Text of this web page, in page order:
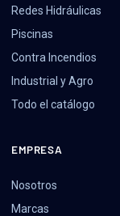
Redes Hidráulicas
Piscinas
Contra Incendios
Industrial y Agro
Todo el catálogo
EMPRESA
Nosotros
Marcas